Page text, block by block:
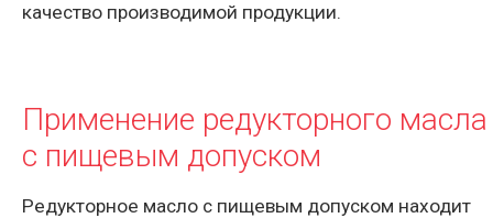
качество производимой продукции.
Применение редукторного масла
с пищевым допуском
Редукторное масло с пищевым допуском находит